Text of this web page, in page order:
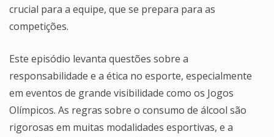
crucial para a equipe, que se prepara para as
competições.
Este episódio levanta questões sobre a
responsabilidade e a ética no esporte, especialmente
em eventos de grande visibilidade como os Jogos
Olímpicos. As regras sobre o consumo de álcool são
rigorosas em muitas modalidades esportivas, e a